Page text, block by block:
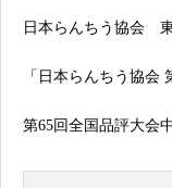
日本らんちう協会
「日本らんちう協会
第65回全国品評大会